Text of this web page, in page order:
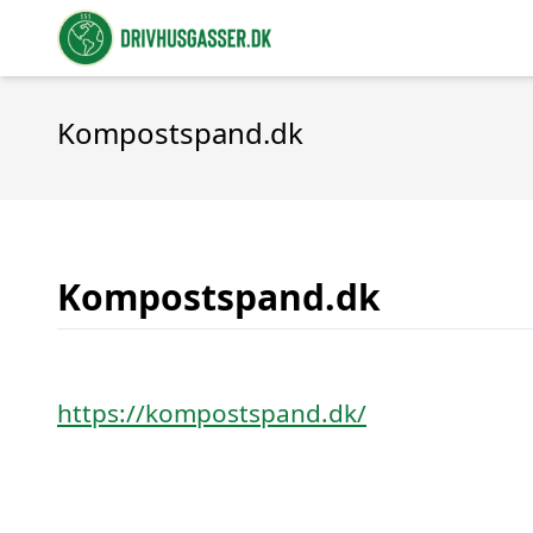
Kompostspand.dk
Kompostspand.dk
https://kompostspand.dk/